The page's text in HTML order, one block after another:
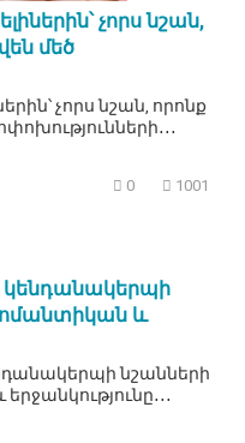
չորս նշան,
մեծ
չորս նշան, որոնք
0 1001
կենդանակերպի
և
նշանների